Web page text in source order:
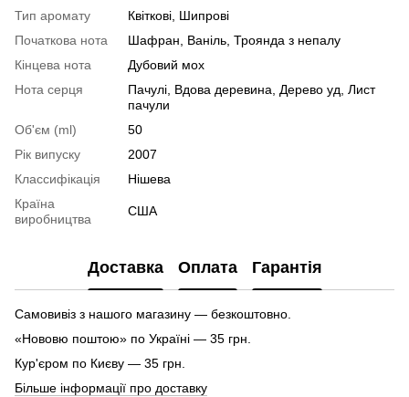
Тип аромату
Квіткові, Шипрові
Початкова нота
Шафран, Ваніль, Троянда з непалу
Кінцева нота
Дубовий мох
Нота серця
Пачулі, Вдова деревина, Дерево уд, Лист
пачули
Об'єм (ml)
50
Рік випуску
2007
Классифікація
Нішева
Країна
виробництва
США
Доставка Оплата Гарантія
Самовивіз з нашого магазину — безкоштовно.
«Нововю поштою» по Україні — 35 грн.
Кур'єром по Києву — 35 грн.
Більше інформації про доставку